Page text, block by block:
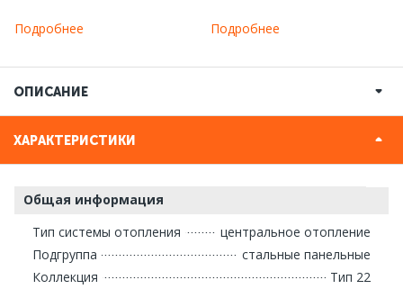
Подробнее Подробнее
ОПИСАНИЕ
ХАРАКТЕРИСТИКИ
Общая информация
Тип системы отопления
центральное отопление
Подгруппа
стальные панельные
Коллекция
Тип 22